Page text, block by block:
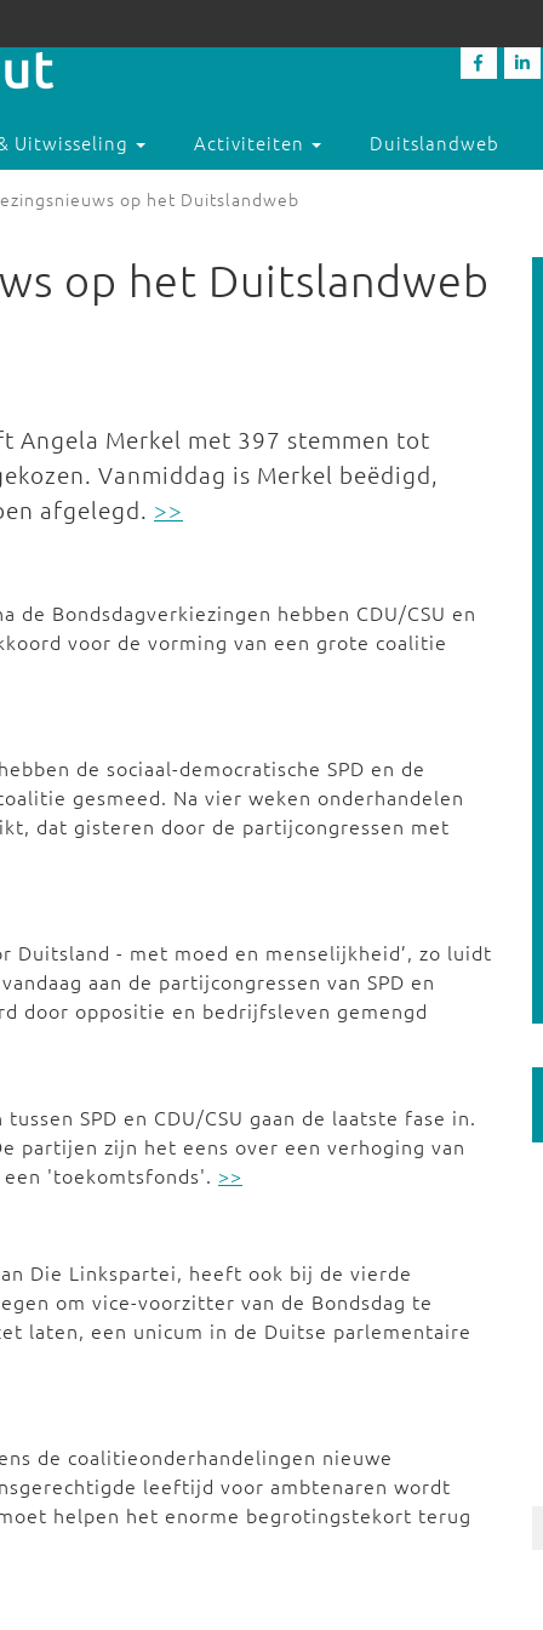
Uitwisseling Activiteiten Duitslandweb
op het Duitslandweb
op het Duitslandweb
Angela Merkel met 397 stemmen tot
Vanmiddag is Merkel beëdigd,
afgelegd. >>
de Bondsdagverkiezingen hebben CDU/CSU en
voor de vorming van een grote coalitie
de sociaal-democratische SPD en de
gesmeed. Na vier weken onderhandelen
dat gisteren door de partijcongressen met
Duitsland - met moed en menselijkheid’, zo luidt
aan de partijcongressen van SPD en
door oppositie en bedrijfsleven gemengd
SPD en CDU/CSU gaan de laatste fase in.
partijen zijn het eens over een verhoging van
'toekomtsfonds'. >>
Die Linkspartei, heeft ook bij de vierde
om vice-voorzitter van de Bondsdag te
laten, een unicum in de Duitse parlementaire
de coalitieonderhandelingen nieuwe
leeftijd voor ambtenaren wordt
helpen het enorme begrotingstekort terug